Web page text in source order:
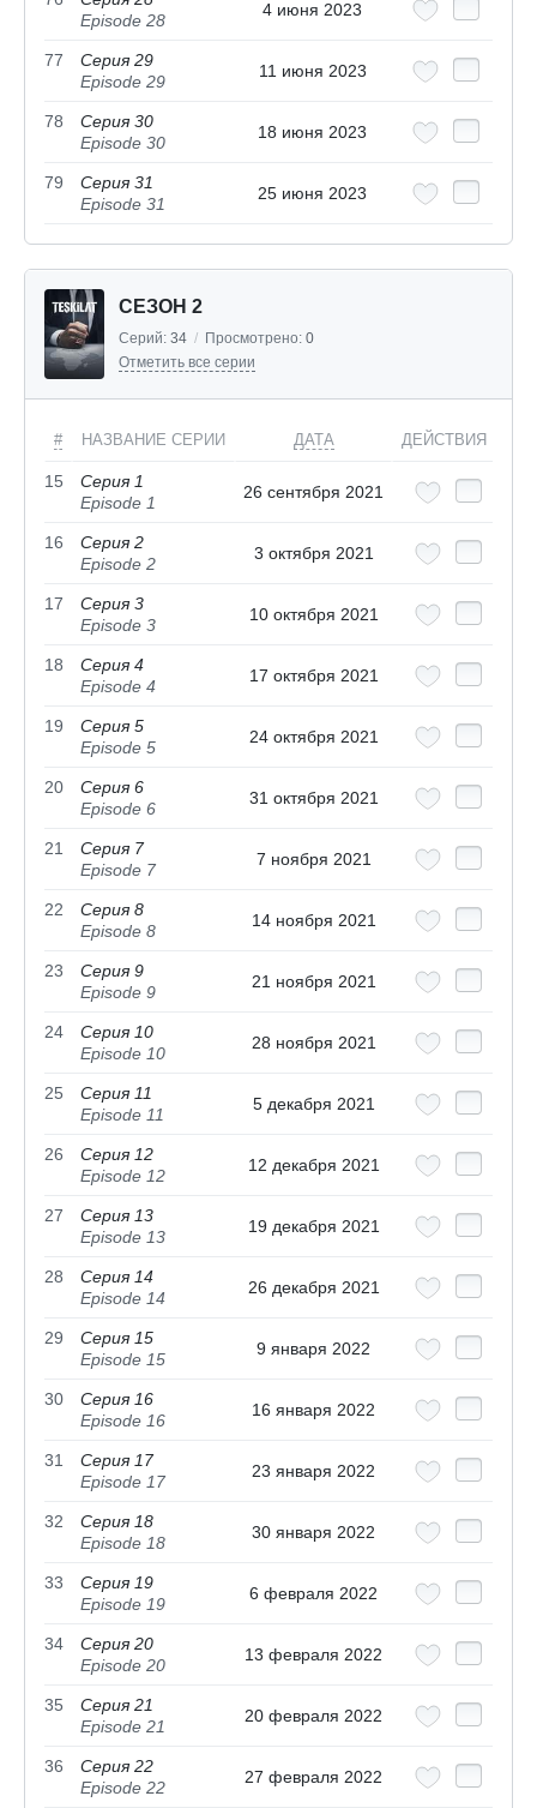
Episode 28
4 июня 2023
77
Серия 29
Episode 29
11 июня 2023
78
Серия 30
Episode 30
18 июня 2023
79
Серия 31
Episode 31
25 июня 2023
СЕЗОН 2
Серий: 34 / Просмотрено: 0
Отметить все серии
# НАЗВАНИЕ СЕРИИ ДАТА ДЕЙСТВИЯ
15
Серия 1
Episode 1
26 сентября 2021
16
Серия 2
Episode 2
3 октября 2021
17
Серия 3
Episode 3
10 октября 2021
18
Серия 4
Episode 4
17 октября 2021
19
Серия 5
Episode 5
24 октября 2021
20
Серия 6
Episode 6
31 октября 2021
21
Серия 7
Episode 7
7 ноября 2021
22
Серия 8
Episode 8
14 ноября 2021
23
Серия 9
Episode 9
21 ноября 2021
24
Серия 10
Episode 10
28 ноября 2021
25
Серия 11
Episode 11
5 декабря 2021
26
Серия 12
Episode 12
12 декабря 2021
27
Серия 13
Episode 13
19 декабря 2021
28
Серия 14
Episode 14
26 декабря 2021
29
Серия 15
Episode 15
9 января 2022
30
Серия 16
Episode 16
16 января 2022
31
Серия 17
Episode 17
23 января 2022
32
Серия 18
Episode 18
30 января 2022
33
Серия 19
Episode 19
6 февраля 2022
34
Серия 20
Episode 20
13 февраля 2022
35
Серия 21
Episode 21
20 февраля 2022
36
Серия 22
Episode 22
27 февраля 2022